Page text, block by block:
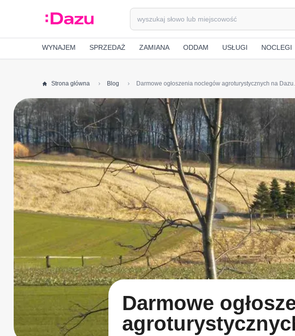
WYNAJEM SPRZEDAŻ ZAMIANA ODDAM USŁUGI NOCLEGI
Strona główna Blog Darmowe ogłoszenia noclegów agroturystycznych na
Darmowe